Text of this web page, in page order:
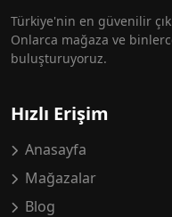
Türkiye'nin en güvenilir
Onlarca mağaza ve
buluşturuyoruz.
Hızlı Erişim
Anasayfa
Mağazalar
Blog